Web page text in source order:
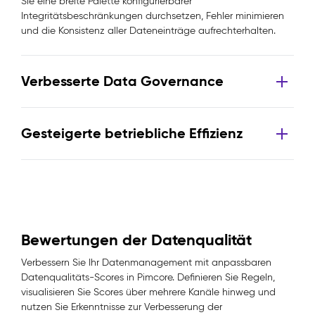
Integritätsbeschränkungen durchsetzen, Fehler minimieren
und die Konsistenz aller Dateneinträge aufrechterhalten.
Verbesserte Data Governance
Gesteigerte betriebliche Effizienz
Bewertungen der Datenqualität
Verbessern Sie Ihr Datenmanagement mit anpassbaren
Datenqualitäts-Scores in Pimcore. Definieren Sie Regeln,
visualisieren Sie Scores über mehrere Kanäle hinweg und
nutzen Sie Erkenntnisse zur Verbesserung der